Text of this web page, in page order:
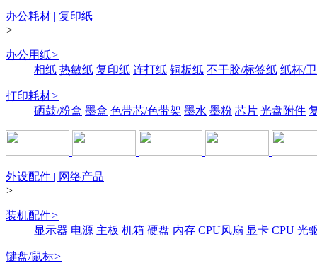
办公耗材 | 复印纸
>
办公用纸>
相纸 热敏纸 复印纸 连打纸 铜板纸 不干胶/标签纸 纸杯/
打印耗材>
硒鼓/粉盒 墨盒 色带芯/色带架 墨水 墨粉 芯片 光盘附件
外设配件 | 网络产品
>
装机配件>
显示器 电源 主板 机箱 硬盘 内存 CPU风扇 显卡 CPU 光
键盘/鼠标>